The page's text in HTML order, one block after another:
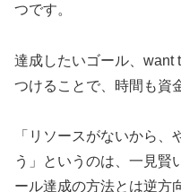
つです。
達成したいゴール、want
つけることで、時間も資
「リソースがないから
う」というのは、一見賢
ール達成の方法とは逆方